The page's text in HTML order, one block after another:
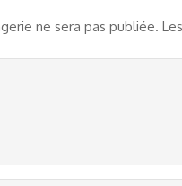
ne sera pas publiée.